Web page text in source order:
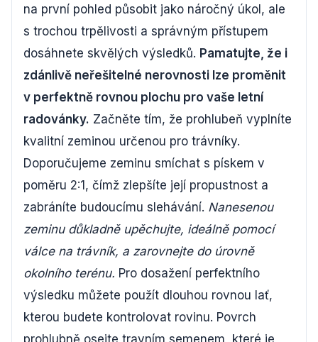
na první pohled působit jako náročný úkol, ale
s trochou trpělivosti a správným přístupem
dosáhnete skvělých výsledků. Pamatujte, že i
zdánlivě neřešitelné nerovnosti lze proměnit
v perfektně rovnou plochu pro vaše letní
radovánky. Začněte tím, že prohlubeň vyplníte
kvalitní zeminou určenou pro trávníky.
Doporučujeme zeminu smíchat s pískem v
poměru 2:1, čímž zlepšíte její propustnost a
zabráníte budoucímu slehávání. Nanesenou
zeminu důkladně upěchujte, ideálně pomocí
válce na trávník, a zarovnejte do úrovně
okolního terénu. Pro dosažení perfektního
výsledku můžete použít dlouhou rovnou lať,
kterou budete kontrolovat rovinu. Povrch
prohlubně osejte travním semenem, které je